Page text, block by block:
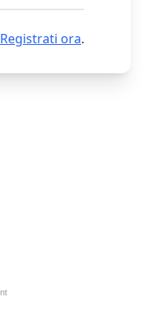
Registrati ora.